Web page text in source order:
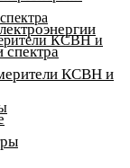
КСВН и
спектра
КСВН и